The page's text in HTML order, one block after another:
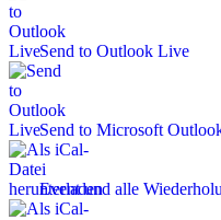
Send to Outlook Live
Send to Microsoft
Event und alle